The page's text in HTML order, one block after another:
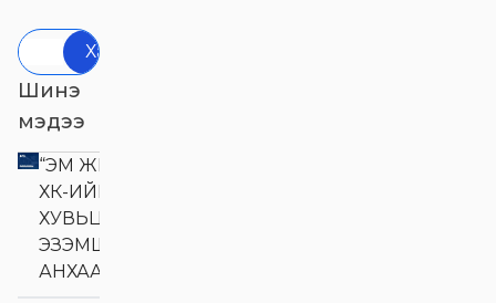
Хайх
Шинэ
мэдээ
“ЭМ ЖИ ЭЛ АКУА”
ХК-ИЙН
ХУВЬЦАА
ЭЗЭМШИГЧДИЙН
АНХААРАЛД